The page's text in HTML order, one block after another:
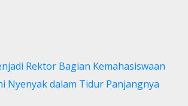
Rektor Bagian Kemahasiswaan
Nyenyak dalam Tidur Panjangnya